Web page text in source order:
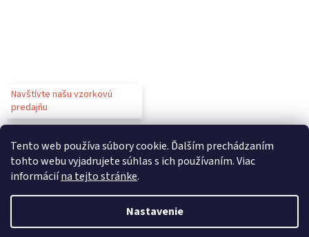
Tento web používa súbory cookie. Ďalším prechádzaním
tohto webu vyjadrujete súhlas s ich používaním. Viac
informáciína tejto stránke.
Nastavenie
Navštívte našu vzorkovú
predajňu